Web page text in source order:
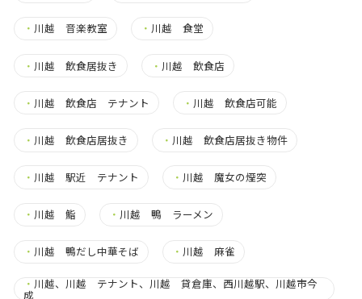
・ 川越 音楽教室 ・ 川越 食堂
・ 川越 飲食居抜き ・ 川越 飲食店
・ 川越 飲食店 テナント ・ 川越 飲食店可能
・ 川越 飲食店居抜き ・ 川越 飲食店居抜き物件
・ 川越 駅近 テナント ・ 川越 魔女の煙突
・ 川越 鮨 ・ 川越 鴨 ラーメン
・ 川越 鴨だし中華そば ・ 川越 麻雀
・ 川越、川越 テナント、川越 貸倉庫、西川越駅、川越市今
成